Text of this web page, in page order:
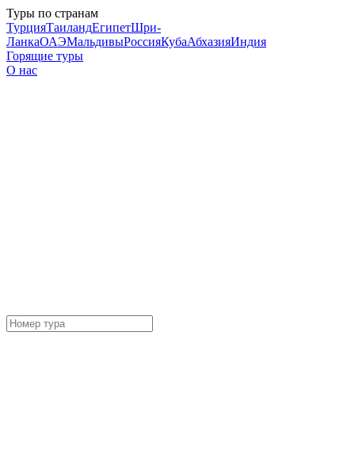
Туры по странам
ТурцияТаиландЕгипетШри-
ЛанкаОАЭМальдивыРоссияКубаАбхазияИндия
Горящие туры
О нас